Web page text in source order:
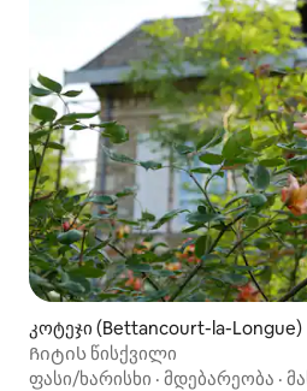
კოტეჯი (Bettancourt-la-Longue)
Ჩიტის წისქვილი
ფასი/ხარისხი · მდებარეობა ·